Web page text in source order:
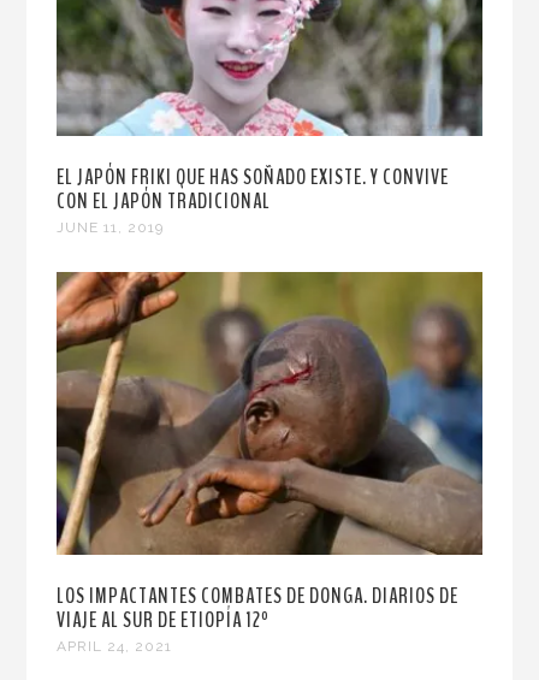
EL JAPÓN FRIKI QUE HAS SOÑADO EXISTE. Y CONVIVE
CON EL JAPÓN TRADICIONAL
JUNE 11, 2019
LOS IMPACTANTES COMBATES DE DONGA. DIARIOS DE
VIAJE AL SUR DE ETIOPÍA 12º
APRIL 24, 2021